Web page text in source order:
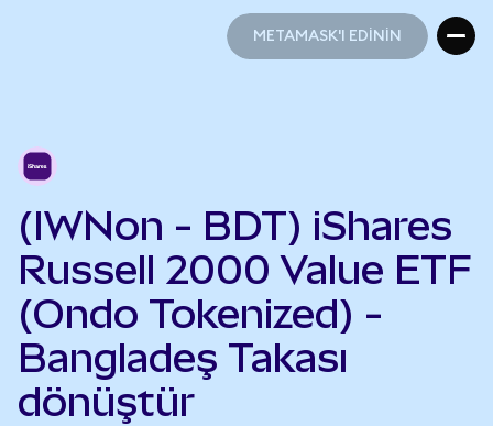
METAMASK'I EDİNİN
(IWNon - BDT) iShares
Russell 2000 Value ETF
(Ondo Tokenized) -
Bangladeş Takası
dönüştür